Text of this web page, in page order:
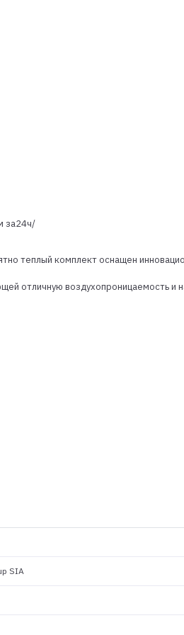
за24ч/
теплый комплект оснащен
отличную воздухопроницаемость и
SIA